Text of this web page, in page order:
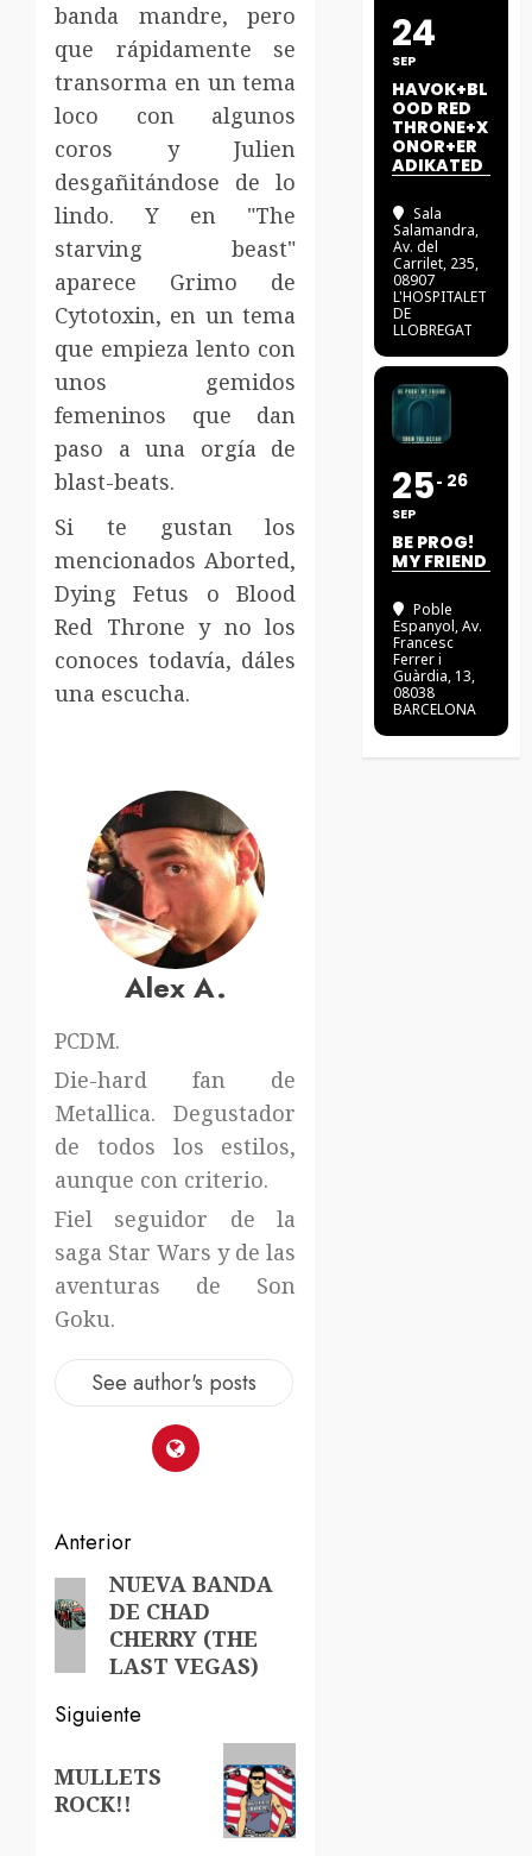
banda mandre, pero
que rápidamente se
transorma en un tema
loco con algunos
coros y Julien
desgañitándose de lo
lindo. Y en "The
starving beast"
aparece Grimo de
Cytotoxin, en un tema
que empieza lento con
unos gemidos
femeninos que dan
paso a una orgía de
blast-beats.
Si te gustan los
mencionados Aborted,
Dying Fetus o Blood
Red Throne y no los
conoces todavía, dáles
una escucha.
Alex A.
PCDM.
Die-hard fan de
Metallica. Degustador
de todos los estilos,
aunque con criterio.
Fiel seguidor de la
saga Star Wars y de las
aventuras de Son
Goku.
See author's posts
Navegación
de
entradas
Anterior
Entrada
anterior:
NUEVA BANDA
DE CHAD
CHERRY (THE
LAST VEGAS)
Siguiente
entrada:
MULLETS
ROCK!!
24
SEP
HAVOK+BL
OOD RED
THRONE+X
ONOR+ER
ADIKATED
Sala
Salamandra,
Av. del
Carrilet, 235,
08907
L'HOSPITALET
DE
LLOBREGAT
25
SEP
26
BE PROG!
MY FRIEND
Poble
Espanyol, Av.
Francesc
Ferrer i
Guàrdia, 13,
08038
BARCELONA